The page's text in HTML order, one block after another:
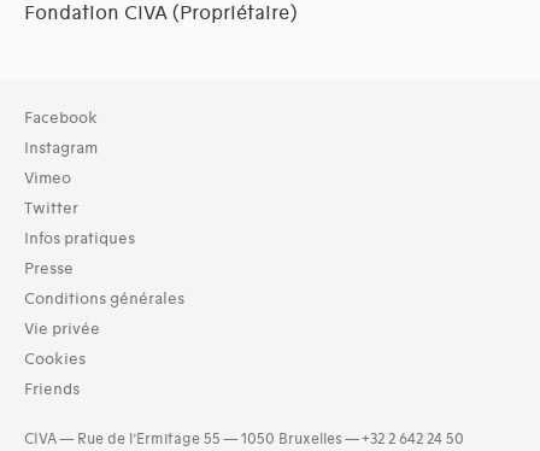
Fondation CIVA (Propriétaire)
Facebook
Instagram
Vimeo
Twitter
Infos pratiques
Presse
Conditions générales
Vie privée
Cookies
Friends
CIVA — Rue de l’Ermitage 55 — 1050 Bruxelles — +32 2 642 24 50